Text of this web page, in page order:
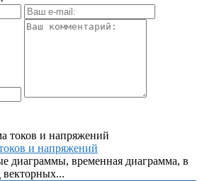
и напряжений
диаграммы, временная диаграмма, в
векторных...